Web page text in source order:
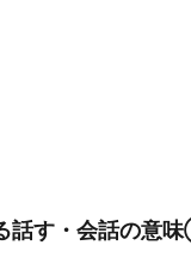
話す・会話の意